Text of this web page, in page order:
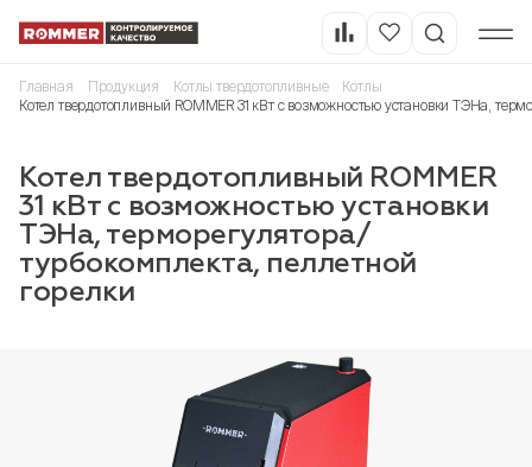
Главная Продукция Котлы твердотопливные
Котлы
Котел твердотопливный ROMMER 31 кВт с возможностью установки ТЭНа,
Котел твердотопливный ROMMER
31 кВт с возможностью установки
ТЭНа, терморегулятора/
турбокомплекта, пеллетной
горелки